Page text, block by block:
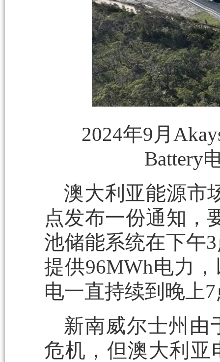
2024年9月
Battery
澳大利亚能源市
点发布一份通知，
池储能系统在下午
提供96MWh电力
电一直持续到晚上
新南威尔士州由
危机，但澳大利亚